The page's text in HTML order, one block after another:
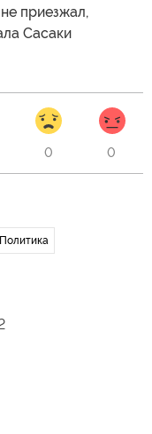
приезжал,
Сасаки
0 0
Политика